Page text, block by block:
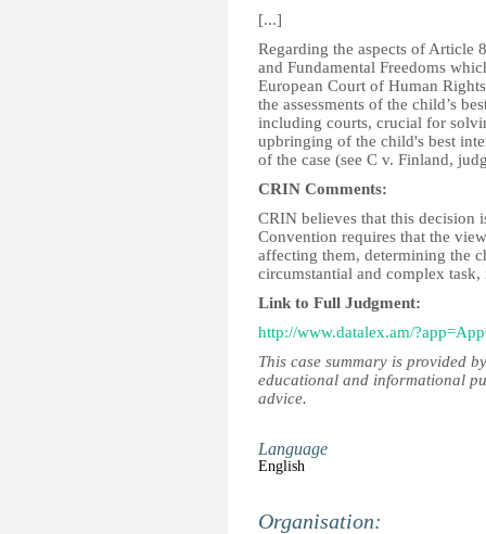
[...]
Regarding the aspects of Article
and Fundamental Freedoms
European Court of Human
the assessments of the child’s
including courts, crucial for
upbringing of the child's best
of the case (see C v. Finland,
CRIN Comments:
CRIN believes that this decision
Convention requires that the
affecting them, determining the
circumstantial and complex
Link to Full Judgment:
http://www.datalex.am/
This case summary is provided
educational and informational
advice.
Language
English
Organisation: